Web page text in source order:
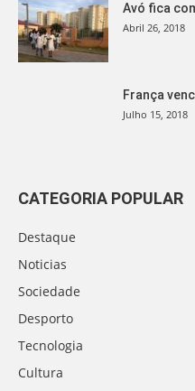
Avó fica
Abril 26, 2018
França
Julho 15, 2018
CATEGORIA POPULAR
Destaque
Noticias
Sociedade
Desporto
Tecnologia
Cultura